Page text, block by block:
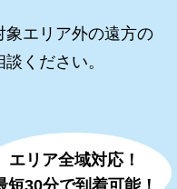
象エリア外の遠方の
ください。
エリア全域対応！